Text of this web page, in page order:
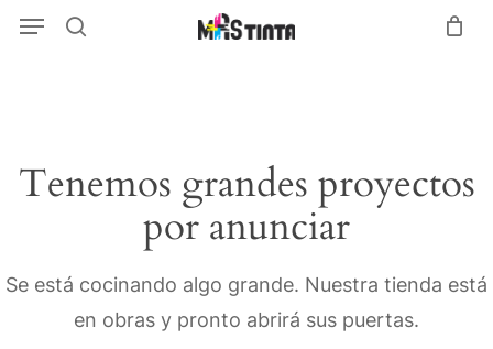
SkipMenu
Tenemos grandes proyectos
por anunciar
Se está cocinando algo grande. Nuestra tienda está
en obras y pronto abrirá sus puertas.
Menu